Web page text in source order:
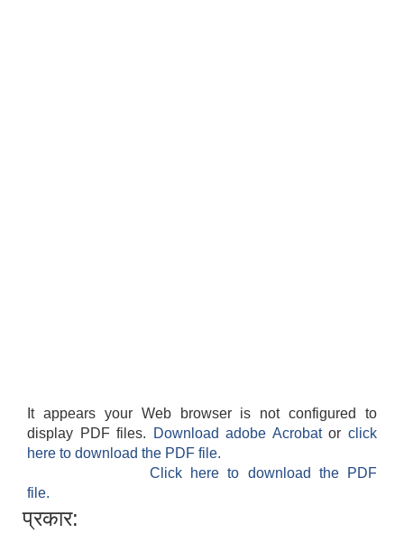
It appears your Web browser is not configured to
display PDF files.
Download adobe Acrobatorclick
here to download the PDF file.
Click here to download the PDF
file.
प्रकार: